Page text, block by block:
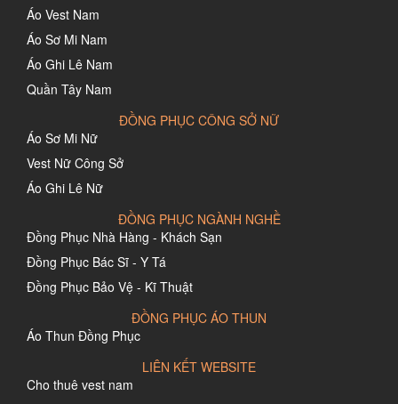
Áo Vest Nam
Áo Sơ Mi Nam
Áo Ghi Lê Nam
Quần Tây Nam
ĐỒNG PHỤC CÔNG SỞ NỮ
Áo Sơ Mi Nữ
Vest Nữ Công Sở
Áo Ghi Lê Nữ
ĐỒNG PHỤC NGÀNH NGHỀ
Đồng Phục Nhà Hàng - Khách Sạn
Đồng Phục Bác Sĩ - Y Tá
Đồng Phục Bảo Vệ - Kĩ Thuật
ĐỒNG PHỤC ÁO THUN
Áo Thun Đồng Phục
LIÊN KẾT WEBSITE
Cho thuê vest nam